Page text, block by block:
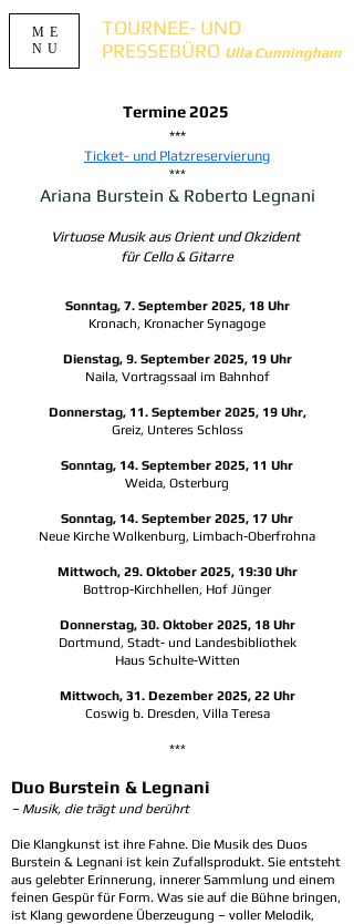
TOURNEE- UND
PRESSEBÜRO Ulla Cunningham
ME
NU
Termine 2025
***
Ticket- und Platzreservierung
***
Ariana Burstein & Roberto Legnani
Virtuose Musik aus Orient und Okzident
für Cello & Gitarre
Sonntag, 7. September 2025, 18 Uhr
Kronach, Kronacher Synagoge
Dienstag, 9. September 2025, 19 Uhr
Naila, Vortragssaal im Bahnhof
Donnerstag, 11. September 2025, 19 Uhr,
Greiz, Unteres Schloss
Sonntag, 14. September 2025, 11 Uhr
Weida, Osterburg
Sonntag, 14. September 2025, 17 Uhr
Neue Kirche Wolkenburg, Limbach-Oberfrohna
Mittwoch, 29. Oktober 2025, 19:30 Uhr
Bottrop-Kirchhellen, Hof Jünger
Donnerstag, 30. Oktober 2025, 18 Uhr
Dortmund, Stadt- und Landesbibliothek
Haus Schulte-Witten
Mittwoch, 31. Dezember 2025, 22 Uhr
Coswig b. Dresden, Villa Teresa
***
Duo Burstein & Legnani
– Musik, die trägt und berührt
Die Klangkunst ist ihre Fahne. Die Musik des Duos
Burstein & Legnani ist kein Zufallsprodukt. Sie entsteht
aus gelebter Erinnerung, innerer Sammlung und einem
feinen Gespür für Form. Was sie auf die Bühne bringen,
ist Klang gewordene Überzeugung – voller Melodik,